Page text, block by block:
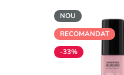
NOU
RECOMANDAT
-33%